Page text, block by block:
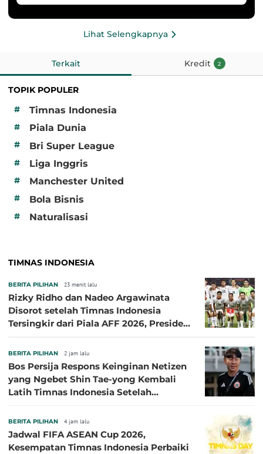
Lihat Selengkapnya
Terkait Kredit 2
TOPIK POPULER
#
Timnas Indonesia
# Piala Dunia
# Bri Super League
# Liga Inggris
# Manchester United
# Bola Bisnis
# Naturalisasi
TIMNAS INDONESIA
BERITA PILIHAN 23 menit lalu
Rizky Ridho dan Nadeo Argawinata
Disorot setelah Timnas Indonesia
Tersingkir dari Piala AFF 2026, Presiden
BERITA PILIHAN 2 jam lalu
Bos Persija Respons Keinginan Netizen
yang Ngebet Shin Tae-yong Kembali
Latih Timnas Indonesia Setelah
BERITA PILIHAN 4 jam lalu
Jadwal FIFA ASEAN Cup 2026,
Kesempatan Timnas Indonesia Perbaiki